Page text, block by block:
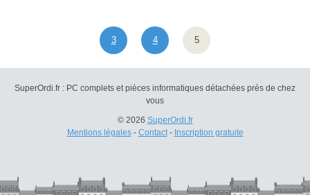
3 4 5
SuperOrdi.fr : PC complets et pièces informatiques détachées près de chez
vous
© 2026 SuperOrdi.fr
Mentions légales- Contact- Inscription gratuite